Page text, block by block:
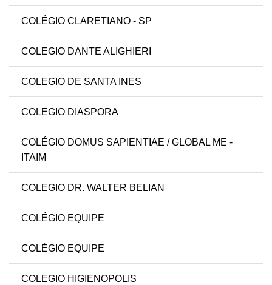
COLÉGIO CLARETIANO - SP
COLEGIO DANTE ALIGHIERI
COLEGIO DE SANTA INES
COLEGIO DIASPORA
COLÉGIO DOMUS SAPIENTIAE / GLOBAL ME -
ITAIM
COLEGIO DR. WALTER BELIAN
COLÉGIO EQUIPE
COLÉGIO EQUIPE
COLEGIO HIGIENOPOLIS